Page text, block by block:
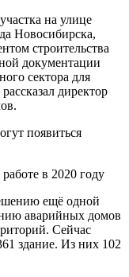
на улице
Новосибирска,
строительства
документации
сектора для
директор
в 2020 году
ещё одной
аварийных домов
Сейчас
здание. Из них 102